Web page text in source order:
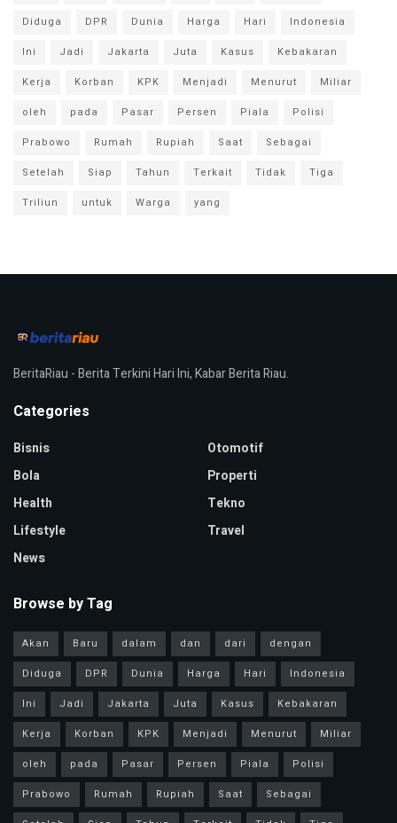
Diduga
DPR Dunia Harga Hari
Indonesia
Ini
Jadi Jakarta Juta Kasus
Kebakaran
Kerja
Korban KPK Menjadi Menurut
Miliar
oleh
pada Pasar Persen Piala
Polisi
Prabowo
Rumah Rupiah Saat
Sebagai
Setelah
Siap Tahun Terkait Tidak
Tiga
Triliun
untuk Warga yang
BeritaRiau - Berita Terkini Hari Ini, Kabar Berita Riau.
Categories
Bisnis
Bola
Health
Lifestyle
News
Otomotif
Properti
Tekno
Travel
Browse by Tag
Akan Baru dalam dan dari
dengan
Diduga
DPR Dunia Harga Hari
Indonesia
Ini
Jadi Jakarta Juta Kasus
Kebakaran
Kerja
Korban KPK Menjadi Menurut
Miliar
oleh
pada Pasar Persen Piala
Polisi
Prabowo
Rumah Rupiah Saat
Sebagai